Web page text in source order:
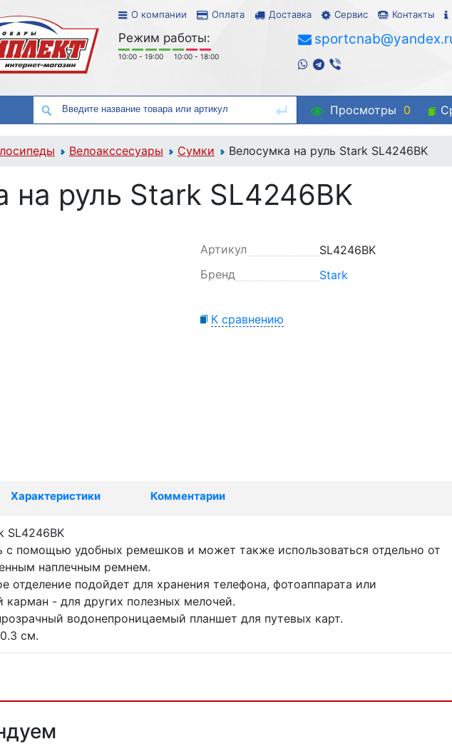
О компании Оплата Доставка Сервис Контакты
Режим работы:
10:00 - 19:00 10:00 - 18:00
Просмотры 0
Велоакссесуары Сумки Велосумка на руль Stark SL4246BK
на руль Stark SL4246BK
Артикул
SL4246BK
Бренд
Stark
К сравнению
Характеристики Комментарии
SL4246BK
с помощью удобных ремешков и может также использоваться отдельно от
наплечным ремнем.
отделение подойдет для хранения телефона, фотоаппарата или
карман - для других полезных мелочей.
водонепроницаемый планшет для путевых карт.
см.